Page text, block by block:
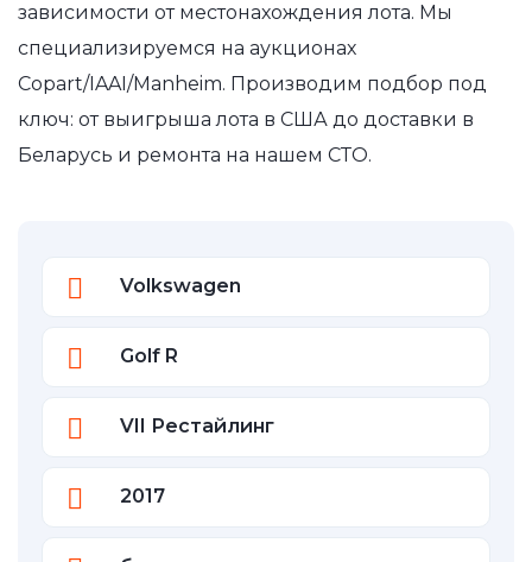
зависимости от местонахождения лота. Мы
специализируемся на аукционах
Copart/IAAI/Manheim. Производим подбор под
ключ: от выигрыша лота в США до доставки в
Беларусь и ремонта на нашем СТО.
Volkswagen
Golf R
VII Рестайлинг
2017